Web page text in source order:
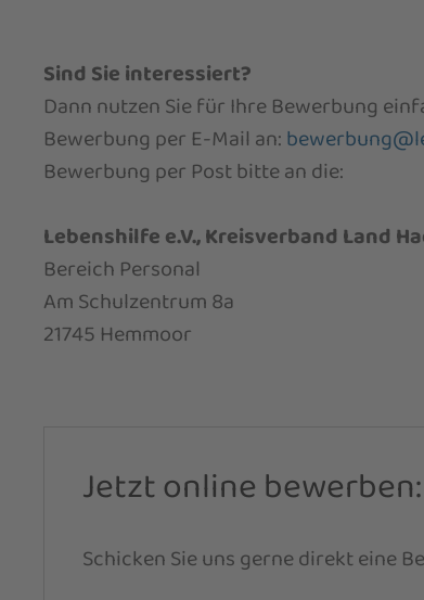
Sind Sie interessiert?
Dann nutzen Sie für Ihre Bewerbung
Bewerbung per E-Mail an:
Bewerbung per Post bitte an die:
Lebenshilfe e.V., Kreisverband Land
Bereich Personal
Am Schulzentrum 8a
21745 Hemmoor
Jetzt online bewerben:
Schicken Sie uns gerne direkt eine